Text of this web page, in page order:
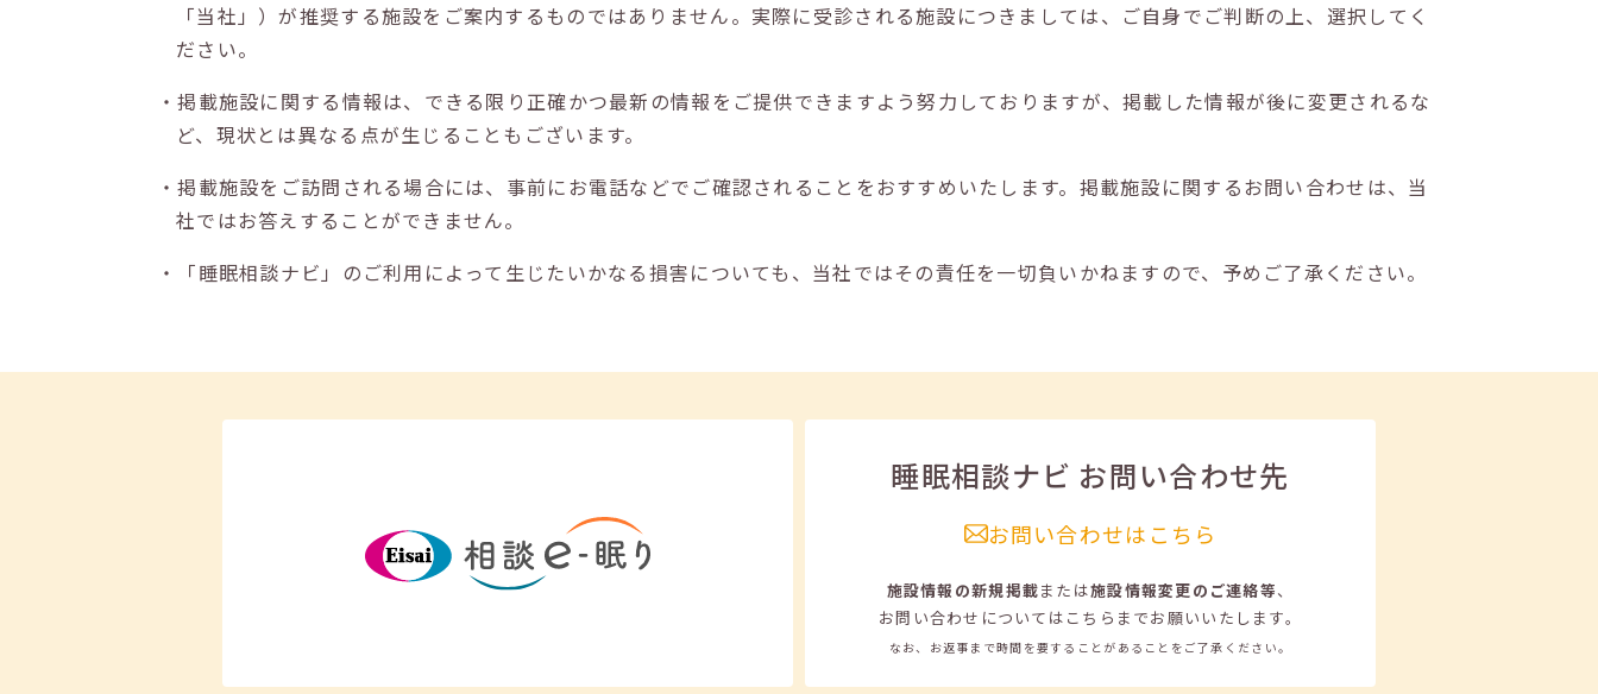
「当社」）が推奨する施設をご案内するものではありません。実際に受診される施設につきましては、ご自身でご判断の上、選択してく
ださい。
・掲載施設に関する情報は、できる限り正確かつ最新の情報をご提供できますよう努力しておりますが、掲載した情報が後に変更されるな
ど、現状とは異なる点が生じることもございます。
・掲載施設をご訪問される場合には、事前にお電話などでご確認されることをおすすめいたします。掲載施設に関するお問い合わせは、当
社ではお答えすることができません。
・「睡眠相談ナビ」のご利用によって生じたいかなる損害についても、当社ではその責任を一切負いかねますので、予めご了承ください。
睡眠相談ナビ お問い合わせ先
お問い合わせはこちら
施設情報の新規掲載または施設情報変更のご連絡等、
お問い合わせについてはこちらまでお願いいたします。
なお、お返事まで時間を要することがあることをご了承ください。